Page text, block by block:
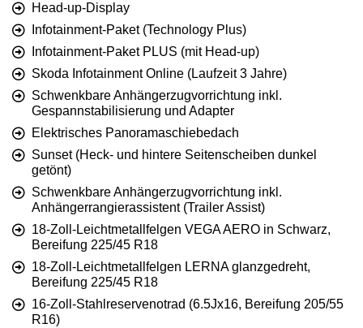
Head-up-Display
Infotainment-Paket (Technology Plus)
Infotainment-Paket PLUS (mit Head-up)
Skoda Infotainment Online (Laufzeit 3 Jahre)
Schwenkbare Anhängerzugvorrichtung inkl.
Gespannstabilisierung und Adapter
Elektrisches Panoramaschiebedach
Sunset (Heck- und hintere Seitenscheiben dunkel
getönt)
Schwenkbare Anhängerzugvorrichtung inkl.
Anhängerrangierassistent (Trailer Assist)
18-Zoll-Leichtmetallfelgen VEGA AERO in Schwarz,
Bereifung 225/45 R18
18-Zoll-Leichtmetallfelgen LERNA glanzgedreht,
Bereifung 225/45 R18
16-Zoll-Stahlreservenotrad (6.5Jx16, Bereifung 205/55
R16)